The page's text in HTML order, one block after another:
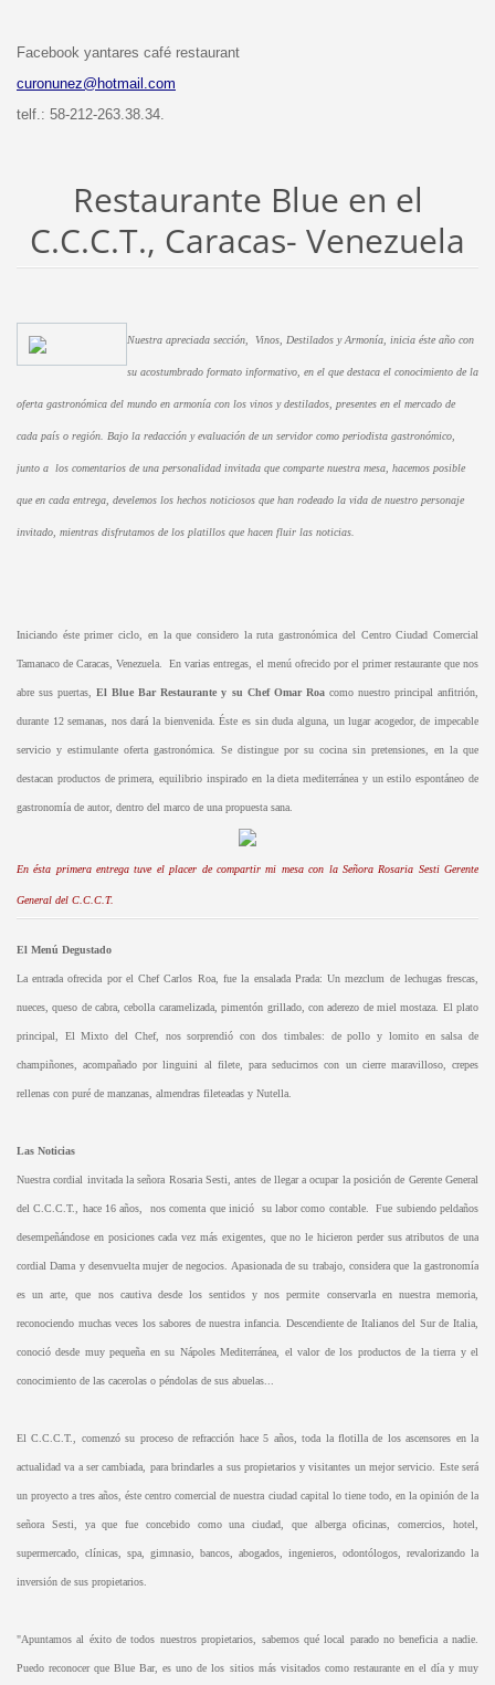
Facebook yantares café restaurant
curonunez@hotmail.com
telf.: 58-212-263.38.34.
Restaurante Blue en el
C.C.C.T., Caracas- Venezuela
Nuestra apreciada sección, Vinos, Destilados y Armonía, inicia éste año con
su acostumbrado formato informativo, en el que destaca el conocimiento de la
oferta gastronómica del mundo en armonía con los vinos y destilados, presentes en el mercado de
cada país o región. Bajo la redacción y evaluación de un servidor como periodista gastronómico,
junto a los comentarios de una personalidad invitada que comparte nuestra mesa, hacemos posible
que en cada entrega, develemos los hechos noticiosos que han rodeado la vida de nuestro personaje
invitado, mientras disfrutamos de los platillos que hacen fluir las noticias.
Iniciando éste primer ciclo, en la que considero la ruta gastronómica del Centro Ciudad Comercial
Tamanaco de Caracas, Venezuela. En varias entregas, el menú ofrecido por el primer restaurante que nos
abre sus puertas, El Blue Bar Restaurante y su Chef Omar Roacomo nuestro principal anfitrión,
durante 12 semanas, nos dará la bienvenida. Éste es sin duda alguna, un lugar acogedor, de impecable
servicio y estimulante oferta gastronómica. Se distingue por su cocina sin pretensiones, en la que
destacan productos de primera, equilibrio inspirado en la dieta mediterránea y un estilo espontáneo de
gastronomía de autor, dentro del marco de una propuesta sana.
En ésta primera entrega tuve el placer de compartir mi mesa con la Señora Rosaria Sesti Gerente
General del C.C.C.T.
El Menú Degustado
La entrada ofrecida por el Chef Carlos Roa, fue la ensalada Prada: Un mezclum de lechugas frescas,
nueces, queso de cabra, cebolla caramelizada, pimentón grillado, con aderezo de miel mostaza. El plato
principal, El Mixto del Chef, nos sorprendió con dos timbales: de pollo y lomito en salsa de
champiñones, acompañado por linguini al filete, para seducirnos con un cierre maravilloso, crepes
rellenas con puré de manzanas, almendras fileteadas y Nutella.
Las Noticias
Nuestra cordial invitada la señora Rosaria Sesti, antes de llegar a ocupar la posición de Gerente General
del C.C.C.T., hace 16 años, nos comenta que inició su labor como contable. Fue subiendo peldaños
desempeñándose en posiciones cada vez más exigentes, que no le hicieron perder sus atributos de una
cordial Dama y desenvuelta mujer de negocios. Apasionada de su trabajo, considera que la gastronomía
es un arte, que nos cautiva desde los sentidos y nos permite conservarla en nuestra memoria,
reconociendo muchas veces los sabores de nuestra infancia. Descendiente de Italianos del Sur de Italia,
conoció desde muy pequeña en su Nápoles Mediterránea, el valor de los productos de la tierra y el
conocimiento de las cacerolas o péndolas de sus abuelas...
El C.C.C.T., comenzó su proceso de refracción hace 5 años, toda la flotilla de los ascensores en la
actualidad va a ser cambiada, para brindarles a sus propietarios y visitantes un mejor servicio. Este será
un proyecto a tres años, éste centro comercial de nuestra ciudad capital lo tiene todo, en la opinión de la
señora Sesti, ya que fue concebido como una ciudad, que alberga oficinas, comercios, hotel,
supermercado, clínicas, spa, gimnasio, bancos, abogados, ingenieros, odontólogos, revalorizando la
inversión de sus propietarios.
"Apuntamos al éxito de todos nuestros propietarios, sabemos qué local parado no beneficia a nadie.
Puedo reconocer que Blue Bar, es uno de los sitios más visitados como restaurante en el día y muy